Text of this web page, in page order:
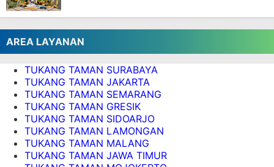
AREA LAYANAN
TUKANG TAMAN SURABAYA
TUKANG TAMAN JAKARTA
TUKANG TAMAN SEMARANG
TUKANG TAMAN GRESIK
TUKANG TAMAN SIDOARJO
TUKANG TAMAN LAMONGAN
TUKANG TAMAN MALANG
TUKANG TAMAN JAWA TIMUR